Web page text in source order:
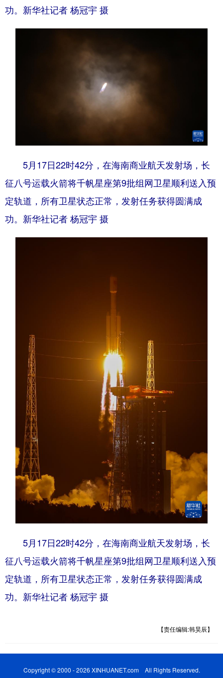
功。新华社记者 杨冠宇 摄
5月17日22时42分，在海南商业航天发射场，长
征八号运载火箭将千帆星座第9批组网卫星顺利送入预
定轨道，所有卫星状态正常，发射任务获得圆满成
功。新华社记者 杨冠宇 摄
5月17日22时42分，在海南商业航天发射场，长
征八号运载火箭将千帆星座第9批组网卫星顺利送入预
定轨道，所有卫星状态正常，发射任务获得圆满成
功。新华社记者 杨冠宇 摄
【责任编辑:韩昊辰】
Copyright © 2000 - 2026 XINHUANET.com All Rights Reserved.